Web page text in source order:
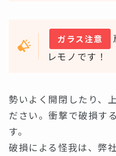
ガラス注意
レモノです！
勢いよく開閉したり、
ださい。衝撃で破損す
す。
破損による怪我は、弊